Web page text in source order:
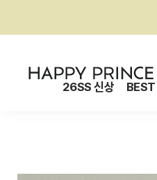
26SS 신상 BEST